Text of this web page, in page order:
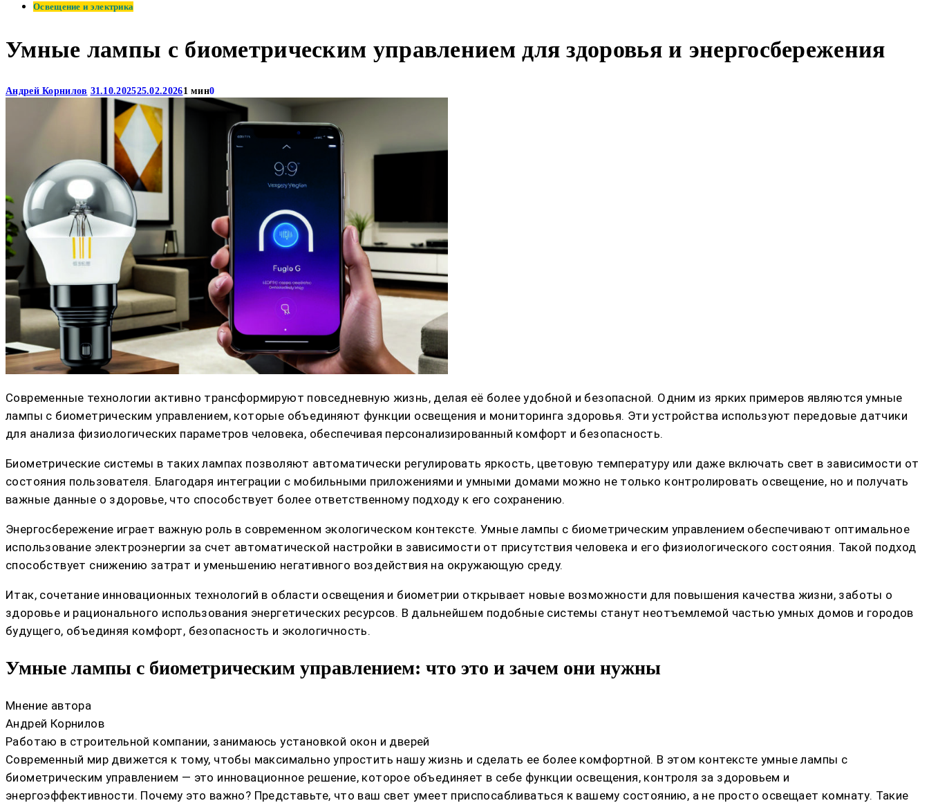
Освещение и электрика
Умные лампы с биометрическим управлением для здоровья и энергосбережения
Андрей Корнилов 31.10.202525.02.20261 мин0
Современные технологии активно трансформируют повседневную жизнь, делая её более удобной и безопасной. Одним из ярких примеров являются умные
лампы с биометрическим управлением, которые объединяют функции освещения и мониторинга здоровья. Эти устройства используют передовые датчики
для анализа физиологических параметров человека, обеспечивая персонализированный комфорт и безопасность.
Биометрические системы в таких лампах позволяют автоматически регулировать яркость, цветовую температуру или даже включать свет в зависимости от
состояния пользователя. Благодаря интеграции с мобильными приложениями и умными домами можно не только контролировать освещение, но и получать
важные данные о здоровье, что способствует более ответственному подходу к его сохранению.
Энергосбережение играет важную роль в современном экологическом контексте. Умные лампы с биометрическим управлением обеспечивают оптимальное
использование электроэнергии за счет автоматической настройки в зависимости от присутствия человека и его физиологического состояния. Такой подход
способствует снижению затрат и уменьшению негативного воздействия на окружающую среду.
Итак, сочетание инновационных технологий в области освещения и биометрии открывает новые возможности для повышения качества жизни, заботы о
здоровье и рационального использования энергетических ресурсов. В дальнейшем подобные системы станут неотъемлемой частью умных домов и городов
будущего, объединяя комфорт, безопасность и экологичность.
Умные лампы с биометрическим управлением: что это и зачем они нужны
Мнение автора
Андрей Корнилов
Работаю в строительной компании, занимаюсь установкой окон и дверей
Современный мир движется к тому, чтобы максимально упростить нашу жизнь и сделать ее более комфортной. В этом контексте умные лампы с
биометрическим управлением — это инновационное решение, которое объединяет в себе функции освещения, контроля за здоровьем и
энергоэффективности. Почему это важно? Представьте, что ваш свет умеет приспосабливаться к вашему состоянию, а не просто освещает комнату. Такие